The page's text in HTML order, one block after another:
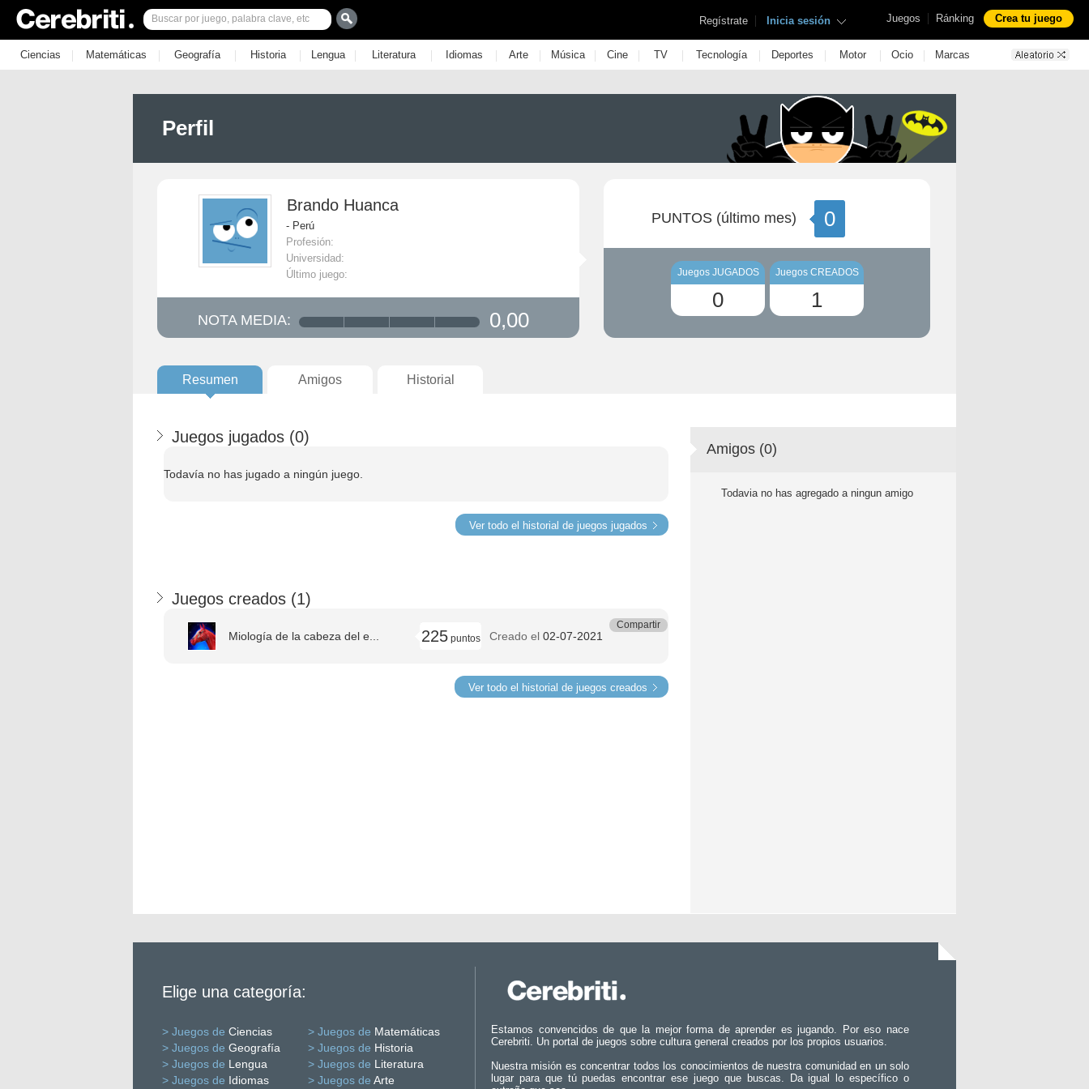
Juegos | Ránking Crea tu juego
Regístrate | Inicia sesión
Ciencias | Matemáticas | Geografía | Historia | Lengua | Literatura | Idiomas | Arte | Música | Cine | TV | Tecnología | Deportes | Motor | Ocio | Marcas
Perfil
Brando Huanca
- Perú
Profesión:
Universidad:
Último juego:
NOTA MEDIA: 0,00
PUNTOS (último mes) 0
Juegos JUGADOS
0
Juegos CREADOS
1
Resumen Amigos Historial
Juegos jugados (0)
Todavía no has jugado a ningún juego.
Ver todo el historial de juegos jugados
Juegos creados (1)
Miología de la cabeza del e... 225puntos Creado el 02-07-2021
Compartir
Ver todo el historial de juegos creados
Amigos (0)
Todavia no has agregado a ningun amigo
Elige una categoría:
> Juegos de Ciencias > Juegos de Matemáticas
> Juegos de Geografía > Juegos de Historia
> Juegos de Lengua > Juegos de Literatura
> Juegos de Idiomas > Juegos de Arte
Estamos convencidos de que la mejor forma de aprender es jugando. Por eso nace
Cerebriti. Un portal de juegos sobre cultura general creados por los propios usuarios.
Nuestra misión es concentrar todos los conocimientos de nuestra comunidad en un solo
lugar para que tú puedas encontrar ese juego que buscas. Da igual lo específico o